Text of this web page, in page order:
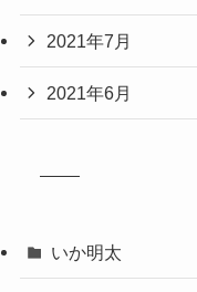
2021年7月
2021年6月
いか明太